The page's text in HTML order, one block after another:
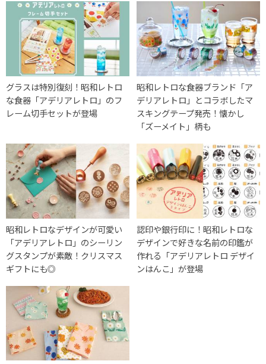
グラスは特別復刻！昭和レトロ
な食器「アデリアレトロ」のフ
レーム切手セットが登場
昭和レトロな食器ブランド「ア
デリアレトロ」とコラボしたマ
スキングテープ発売！懐かし
「ズーメイト」柄も
昭和レトロなデザインが可愛い
「アデリアレトロ」のシーリン
グスタンプが素敵！クリスマス
ギフトにも◎
認印や銀行印に！昭和レトロな
デザインで好きな名前の印鑑が
作れる「アデリアレトロ デザイ
ンはんこ」が登場